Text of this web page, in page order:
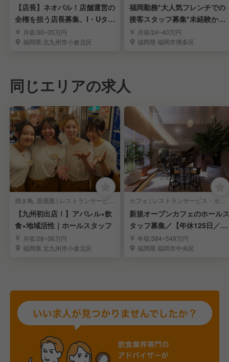
【店長】ネオバル！店舗運営の
全権を担う店長募集、I・Uター
ン30万補助！
月収/30~35万円
福岡県 北九州市小倉北区
福岡勤務*大人気フレンチでの
接客スタッフ募集*未経験から
学べる*
月収/24~40万円
福岡県 福岡市博多区
同じエリアの求人
焼き鳥, 居酒屋 | レストランサービス・ホールスタッフ
【九州初出店！】アパレル×飲
食×地域活性｜ホールスタッフ
月収/28~36万円
福岡県 北九州市小倉北区
カフェ | レストランサービス・ホールスタッフ
新規オープンカフェのホールス
タッフ募集／【年休125日／完
全週休2日制】
年収/384~549万円
福岡県 福岡市中央区